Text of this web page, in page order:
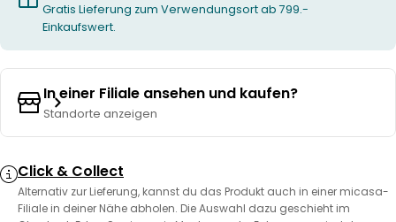
Gratis Lieferung zum Verwendungsort ab 799.-
Einkaufswert.
In einer Filiale ansehen und kaufen?
Standorte anzeigen
Click & Collect
Alternativ zur Lieferung, kannst du das Produkt auch in einer micasa-
Filiale in deiner Nähe abholen. Die Auswahl dazu geschieht im